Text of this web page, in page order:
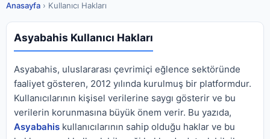
Anasayfa › Kullanıcı Hakları
Asyabahis Kullanıcı Hakları
Asyabahis, uluslararası çevrimiçi eğlence sektöründe
faaliyet gösteren, 2012 yılında kurulmuş bir platformdur.
Kullanıcılarının kişisel verilerine saygı gösterir ve bu
verilerin korunmasına büyük önem verir. Bu yazıda,
Asyabahis kullanıcılarının sahip olduğu haklar ve bu